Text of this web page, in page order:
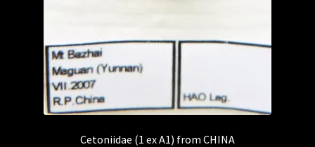
Cetoniidae (1 ex A1) from CHINA